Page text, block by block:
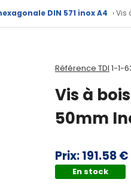
DIN 571 inox A4 ›
Référence TDI 1-1-
Vis à
50mm
Prix:191.58 €
En stock